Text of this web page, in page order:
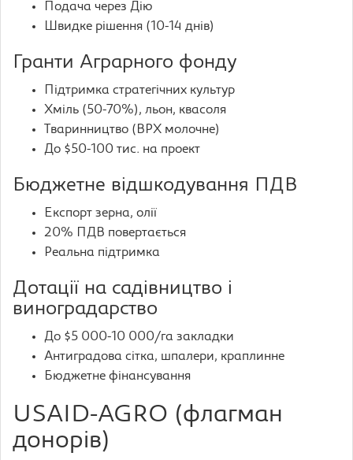
Подача через Дію
Швидке рішення (10-14 днів)
Гранти Аграрного фонду
Підтримка стратегічних культур
Хміль (50-70%), льон, квасоля
Тваринництво (ВРХ молочне)
До $50-100 тис. на проект
Бюджетне відшкодування ПДВ
Експорт зерна, олії
20% ПДВ повертається
Реальна підтримка
Дотації на садівництво і
виноградарство
До $5 000-10 000/га закладки
Антиградова сітка, шпалери, краплинне
Бюджетне фінансування
USAID-AGRO (флагман
донорів)